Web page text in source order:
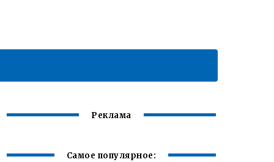
Реклама
Самое популярное: